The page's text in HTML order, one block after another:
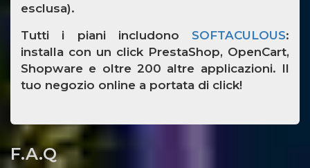
esclusa).
Tutti i piani includono SOFTACULOUS:
installa con un click PrestaShop, OpenCart,
Shopware e oltre 200 altre applicazioni. Il
tuo negozio online a portata di click!
F.A.Q